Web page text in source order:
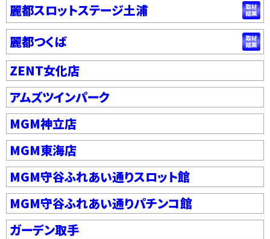
麗都スロットステージ土浦
麗都つくば
ZENT女化店
アムズツインパーク
MGM神立店
MGM東海店
MGM守谷ふれあい通りスロット館
MGM守谷ふれあい通りパチンコ館
ガーデン取手